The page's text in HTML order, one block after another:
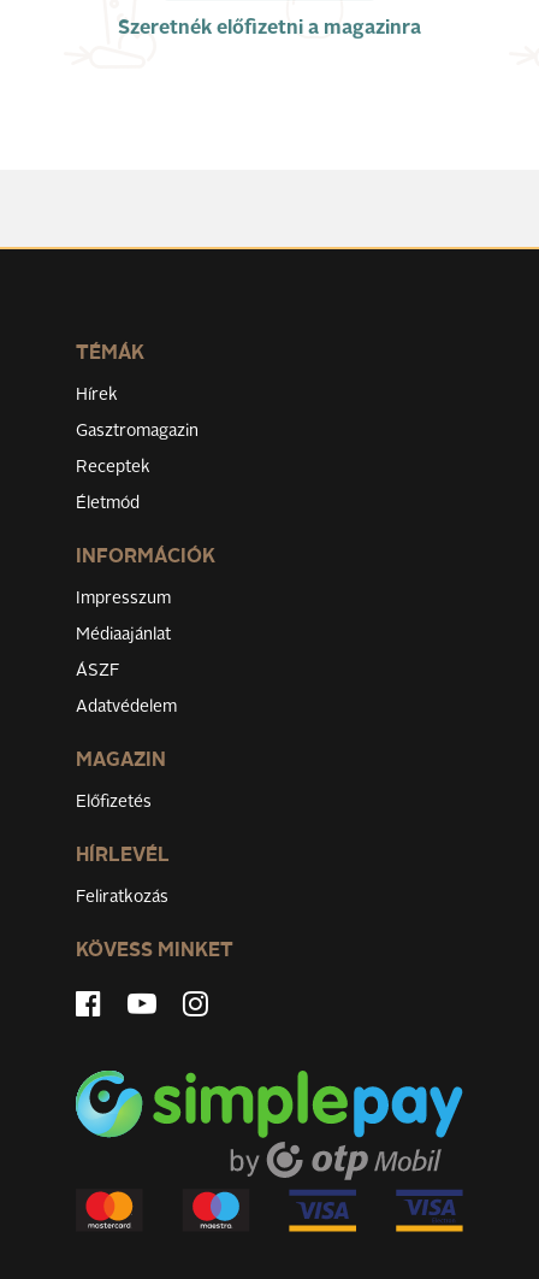
Szeretnék előfizetni a magazinra
TÉMÁK
Hírek
Gasztromagazin
Receptek
Életmód
INFORMÁCIÓK
Impresszum
Médiaajánlat
ÁSZF
Adatvédelem
MAGAZIN
Előfizetés
HÍRLEVÉL
Feliratkozás
KÖVESS MINKET